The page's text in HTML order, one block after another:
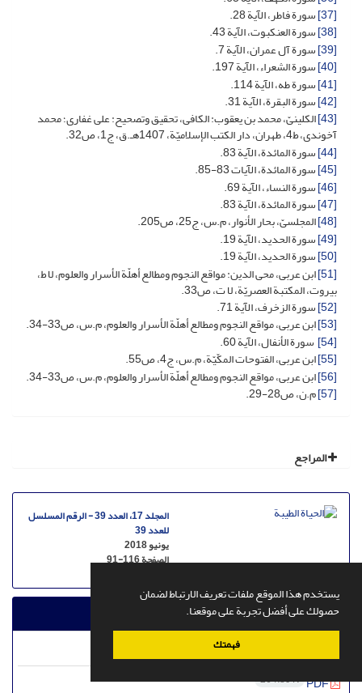
يستخدم هذا الموقع ملفات تعريف الارتباط لضمان
حصولك على أفضل تجربة على موقعنا.
فهمتك
[37] سورة فاطر، الآیة 28.
[38] سورة العنکبوت، الآیة 43.
[39] سورة آل عمران، الآیة 7.
[40] سورة الشعراء، الآیة 197.
[41] سورة طه، الآیة 114.
[42] سورة البقرة، الآیة 31.
[43] الکلینیّ، محمد بن یعقوب: الکافی، تحقیق وتصحیح: علی غفاری؛ محمد
آخوندی، ط4، طهران، دار الکتب الإسلامیّة، 1407هـ.ق، ج1، ص32.
[44] سورة المائدة، الآیة 83.
[45] سورة المائدة، الآیات 83-85.
[46] سورة النساء، الآیة 69.
[47] سورة المائدة، الآیة 83.
[48] المجلسیّ، بحار الأنوار، م.س، ج25، ص205.
[49] سورة الحدید، الآیة 19.
[50] سورة الحدید، الآیة 19.
[51] ابن عربی، محی الدین: مواقع النجوم ومطالع أهلّة الأسرار والعلوم، لا ط،
بیروت، المکتبة العصریّة، لا ت، ص33.
[52] سورة الزخرف، الآیة 71.
[53] ابن عربی، مواقع النجوم ومطالع أهلّة الأسرار والعلوم، م.س، ص33-34.
[54] سورة الأنفال، الآیة 60.
[55] ابن عربی، الفتوحات المکّیّة، م.س، ج4، ص55.
[56] ابن عربی، مواقع النجوم ومطالع أهلّة الأسرار والعلوم، م.س، ص33-34.
[57] م.ن، ص28-29.
المراجع
المجلد 17، العدد 39 - الرقم المسلسل
للعدد 39
يونيو 2018
الصفحة91-116
ملفات
PDF
264.89 K